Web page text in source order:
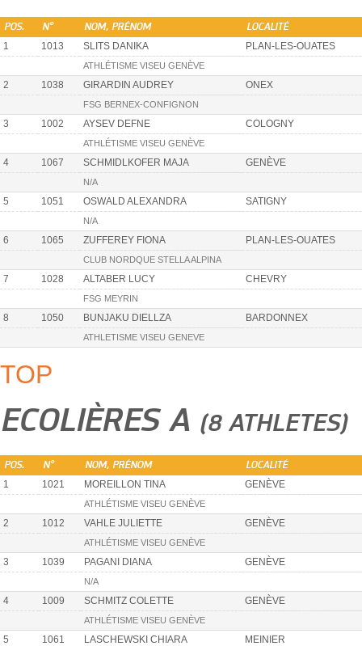
POS. N° NOM, PRÉNOM LOCALITÉ
1 1013 SLITS DANIKA PLAN-LES-OUATES
ATHLÉTISME VISEU GENÈVE
2 1038 GIRARDIN AUDREY ONEX
FSG BERNEX-CONFIGNON
3 1002 AYSEV DEFNE COLOGNY
ATHLÉTISME VISEU GENÈVE
4 1067 SCHMIDLKOFER MAJA GENÈVE
N/A
5 1051 OSWALD ALEXANDRA SATIGNY
N/A
6 1065 ZUFFEREY FIONA PLAN-LES-OUATES
CLUB NORDQUE STELLA ALPINA
7 1028 ALTABER LUCY CHEVRY
FSG MEYRIN
8 1050 BUNJAKU DIELLZA BARDONNEX
ATHLETISME VISEU GENEVE
TOP
ECOLIÈRES A (8 ATHLETES)
POS. N° NOM, PRÉNOM LOCALITÉ
1 1021 MOREILLON TINA GENÈVE
ATHLÉTISME VISEU GENÈVE
2 1012 VAHLE JULIETTE GENÈVE
ATHLÉTISME VISEU GENÈVE
3 1039 PAGANI DIANA GENÈVE
N/A
4 1009 SCHMITZ COLETTE GENÈVE
ATHLÉTISME VISEU GENÈVE
5 1061 LASCHEWSKI CHIARA MEINIER